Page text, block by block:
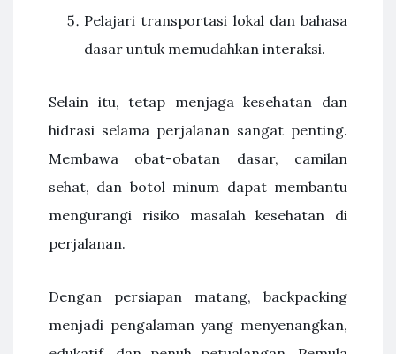
Pelajari transportasi lokal dan bahasa
dasar untuk memudahkan interaksi.
Selain itu, tetap menjaga kesehatan dan
hidrasi selama perjalanan sangat penting.
Membawa obat-obatan dasar, camilan
sehat, dan botol minum dapat membantu
mengurangi risiko masalah kesehatan di
perjalanan.
Dengan persiapan matang, backpacking
menjadi pengalaman yang menyenangkan,